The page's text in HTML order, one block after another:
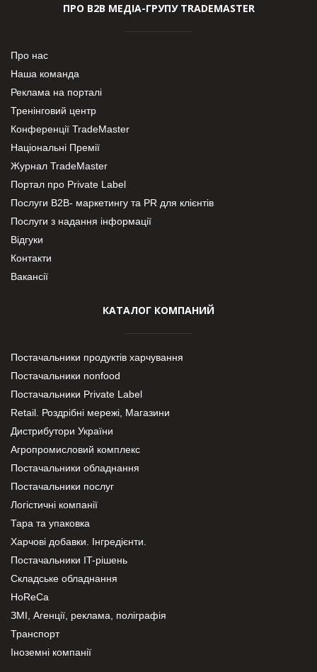
ПРО В2В МЕДІА-ГРУПУ TRADEMASTER
Про нас
Наша команда
Реклама на порталі
Тренінговий центр
Конференції TradeMaster
Національні Премії
Журнал TradeMaster
Портал про Private Label
Послуги В2В- маркетингу та PR для клієнтів
Послуги з надання інформації
Відгуки
Контакти
Вакансії
КАТАЛОГ КОМПАНИЙ
Постачальники продуктів харчування
Постачальники nonfood
Постачальники Private Label
Retail. Роздрібні мережі, Магазини
Дистрибутори України
Агропромисловий комплекс
Постачальники обладнання
Постачальники послуг
Логістичні компанії
Тара та упаковка
Харчові добавки. Інгредієнти.
Постачальники IT-рішень
Складське обладнання
HoReCa
ЗМІ, Агенції, реклама, поліграфія
Транспорт
Іноземні компанії